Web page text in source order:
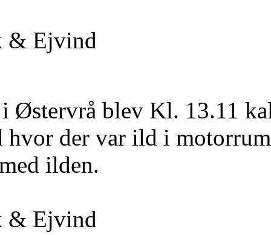
& Ejvind
i Østervrå blev Kl. 13.11
hvor der var ild i
ilden.
& Ejvind